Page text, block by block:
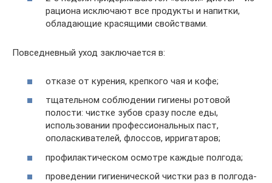
рациона исключают все продукты и напитки,
обладающие красящими свойствами.
Повседневный уход заключается в:
отказе от курения, крепкого чая и кофе;
тщательном соблюдении гигиены ротовой
полости: чистке зубов сразу после еды,
использовании профессиональных паст,
ополаскивателей, флоссов, ирригатаров;
профилактическом осмотре каждые полгода;
проведении гигиенической чистки раз в полгода-